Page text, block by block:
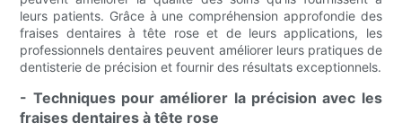
leurs patients. Grâce à une compréhension approfondie des
fraises dentaires à tête rose et de leurs applications, les
professionnels dentaires peuvent améliorer leurs pratiques de
dentisterie de précision et fournir des résultats exceptionnels.
- Techniques pour améliorer la précision avec les
fraises dentaires à tête rose